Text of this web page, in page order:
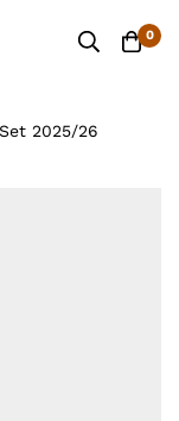
0
2025/26